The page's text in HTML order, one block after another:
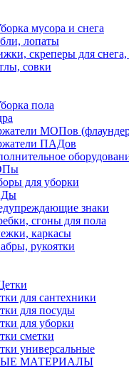
мусора и снега
лопаты
скреперы для
совки
пола
МОПов
ПАДов
для уборки
знаки
сгоны для пола
каркасы
рукоятки
для сантехники
для посуды
для уборки
сметки
универсальные
МАТЕРИАЛЫ